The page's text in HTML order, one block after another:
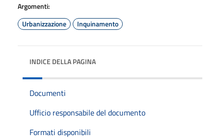
Argomenti:
Urbanizzazione
Inquinamento
INDICE DELLA PAGINA
Documenti
Ufficio responsabile del documento
Formati disponibili